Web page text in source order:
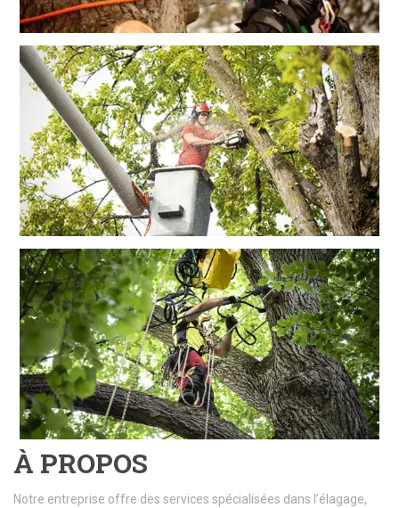
À PROPOS
Notre entreprise offre des services spécialisées dans l’élagage,